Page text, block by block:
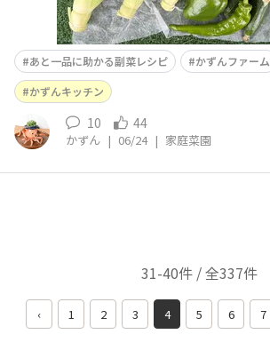
あと一品に助かる副菜レシピ
かずんファーム
かずんキッチン
10 44
かずん | 06/24 | 家庭菜園
31-40件 / 全337件
‹ 1 2 3 4 5 6 7